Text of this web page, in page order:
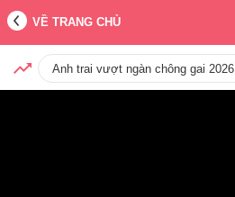
VỀ TRANG CHỦ
Anh trai vượt ngàn chông gai 2026